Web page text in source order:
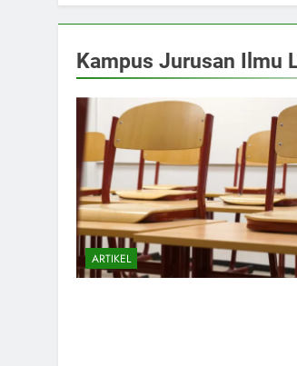
Kampus Jurusan Ilmu
ARTIKEL